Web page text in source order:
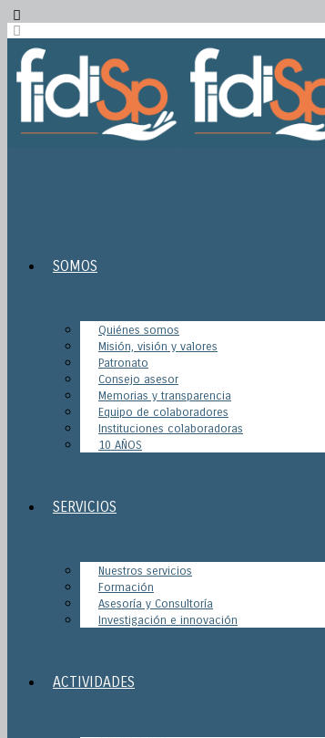
SOMOS
Quiénes somos
Misión, visión y valores
Patronato
Consejo asesor
Memorias y transparencia
Equipo de colaboradores
Instituciones colaboradoras
10 AÑOS
SERVICIOS
Nuestros servicios
Formación
Asesoría y Consultoría
Investigación e innovación
ACTIVIDADES